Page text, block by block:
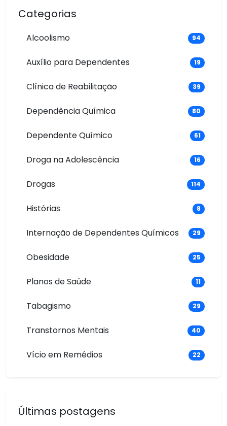
Categorias
Alcoolismo 94
Auxílio para Dependentes 19
Clínica de Reabilitação 39
Dependência Química 80
Dependente Químico 61
Droga na Adolescência 16
Drogas 114
Histórias 8
Internação de Dependentes Químicos 29
Obesidade 25
Planos de Saúde 11
Tabagismo 29
Transtornos Mentais 40
Vício em Remédios 22
Últimas postagens